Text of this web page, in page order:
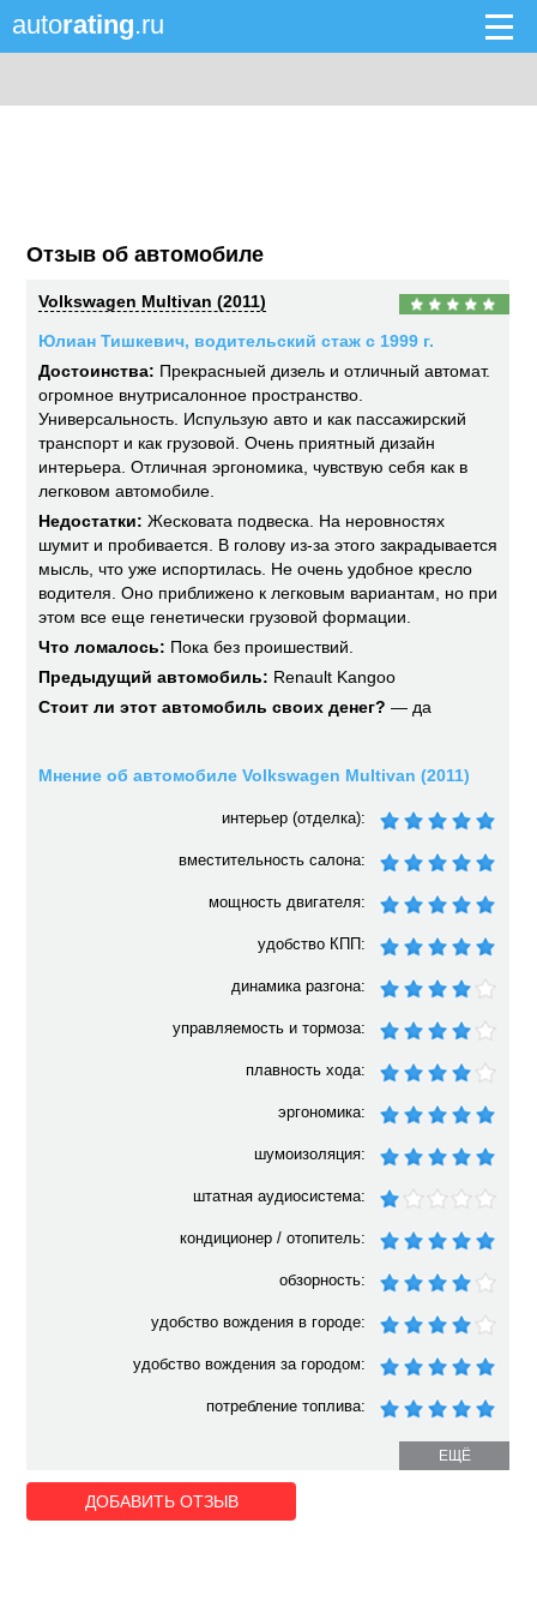
autorating.ru
Отзыв об автомобиле
Volkswagen Multivan (2011)
Юлиан Тишкевич, водительский стаж с 1999 г.
Достоинства: Прекрасныей дизель и отличный автомат.
огромное внутрисалонное пространство.
Универсальность. Испульзую авто и как пассажирский
транспорт и как грузовой. Очень приятный дизайн
интерьера. Отличная эргономика, чувствую себя как в
легковом автомобиле.
Недостатки: Жесковата подвеска. На неровностях
шумит и пробивается. В голову из-за этого закрадывается
мысль, что уже испортилась. Не очень удобное кресло
водителя. Оно приближено к легковым вариантам, но при
этом все еще генетически грузовой формации.
Что ломалось: Пока без проишествий.
Предыдущий автомобиль: Renault Kangoo
Стоит ли этот автомобиль своих денег? — да
Мнение об автомобиле Volkswagen Multivan (2011)
интерьер (отделка):
вместительность салона:
мощность двигателя:
удобство КПП:
динамика разгона:
управляемость и тормоза:
плавность хода:
эргономика:
шумоизоляция:
штатная аудиосистема:
кондиционер / отопитель:
обзорность:
удобство вождения в городе:
удобство вождения за городом:
потребление топлива:
ЕЩЁ
ДОБАВИТЬ ОТЗЫВ